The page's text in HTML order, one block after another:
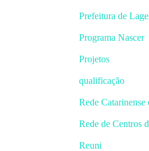
Prefeitura de
Programa Nascer
Projetos
qualificação
Rede
Rede de Centros
Reuni